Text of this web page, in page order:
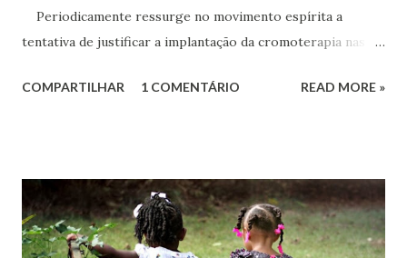
Periodicamente ressurge no movimento espírita a
tentativa de justificar a implantação da cromoterapia nas
Joanna de Ângelis, especialmente na obra Plenitude .
Joanna de Ângelis menciona a helioterapia e faz alusões à
cromoterapia no contexto da preservação da saúde física e
psíquica. Em nenhum momento, porém, recomenda sua
COMPARTILHAR 1 COMENTÁRIO READ MORE »